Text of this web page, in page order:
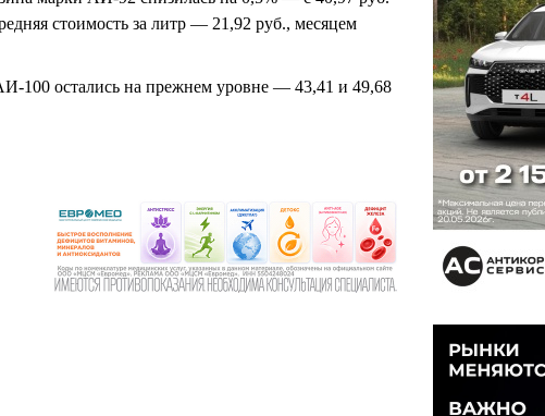
стоимость за литр — 21,92 руб., месяцем
остались на прежнем уровне — 43,41 и 49,68